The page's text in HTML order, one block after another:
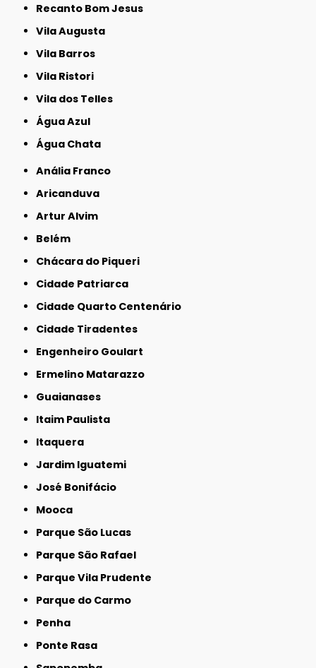
Recanto Bom Jesus
Vila Augusta
Vila Barros
Vila Ristori
Vila dos Telles
Água Azul
Água Chata
Anália Franco
Aricanduva
Artur Alvim
Belém
Chácara do Piqueri
Cidade Patriarca
Cidade Quarto Centenário
Cidade Tiradentes
Engenheiro Goulart
Ermelino Matarazzo
Guaianases
Itaim Paulista
Itaquera
Jardim Iguatemi
José Bonifácio
Mooca
Parque São Lucas
Parque São Rafael
Parque Vila Prudente
Parque do Carmo
Penha
Ponte Rasa